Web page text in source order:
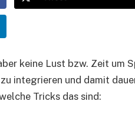
keine Lust bzw. Zeit um
integrieren und damit
Tricks das sind: